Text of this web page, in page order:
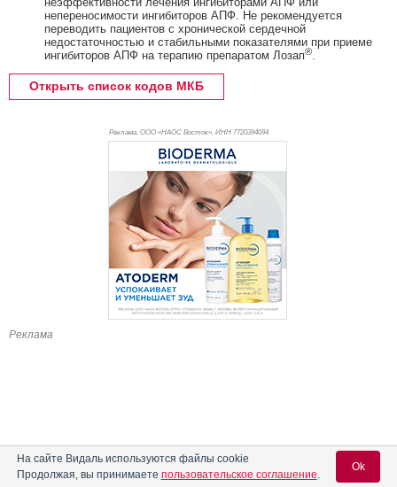
непереносимости ингибиторов АПФ. Не рекомендуется
переводить пациентов с хронической сердечной
недостаточностью и стабильными показателями при приеме
ингибиторов АПФ на терапию препаратом Лозап®.
Открыть список кодов МКБ
Реклама. ООО «НАОС Восток», ИНН 7720394094
Реклама
На сайте Видаль используются файлы cookie
Продолжая, вы принимаете пользовательское соглашение.
Ok